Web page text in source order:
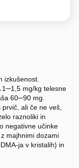
izkušenost.
1─1,5 mg/kg telesne
60─90 mg.
ali če ne veš,
raznoliki in
negativne učinke
majhnimi dozami
ja v kristalih) in